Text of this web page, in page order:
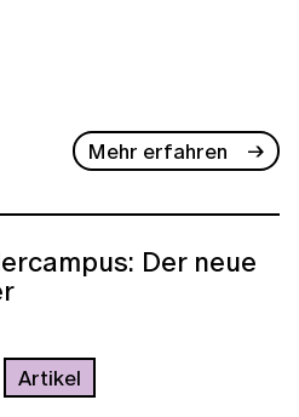
Mehr erfahren
Der neue
Artikel